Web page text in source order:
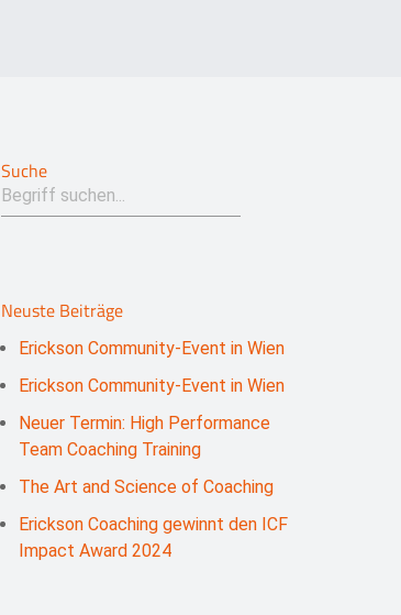
Suche
Neuste Beiträge
Erickson Community-Event in Wien
Erickson Community-Event in Wien
Neuer Termin: High Performance
Team Coaching Training
The Art and Science of Coaching
Erickson Coaching gewinnt den ICF
Impact Award 2024